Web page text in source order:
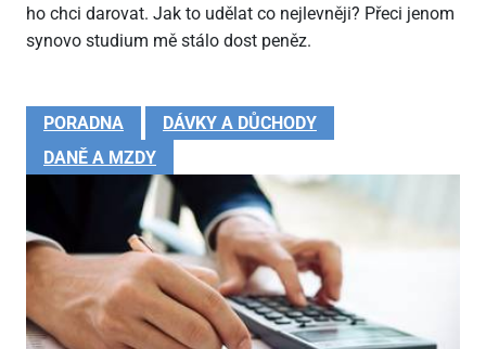
ho chci darovat. Jak to udělat co nejlevněji? Přeci jenom
synovo studium mě stálo dost peněz.
PORADNA
DÁVKY A DŮCHODY
DANĚ A MZDY